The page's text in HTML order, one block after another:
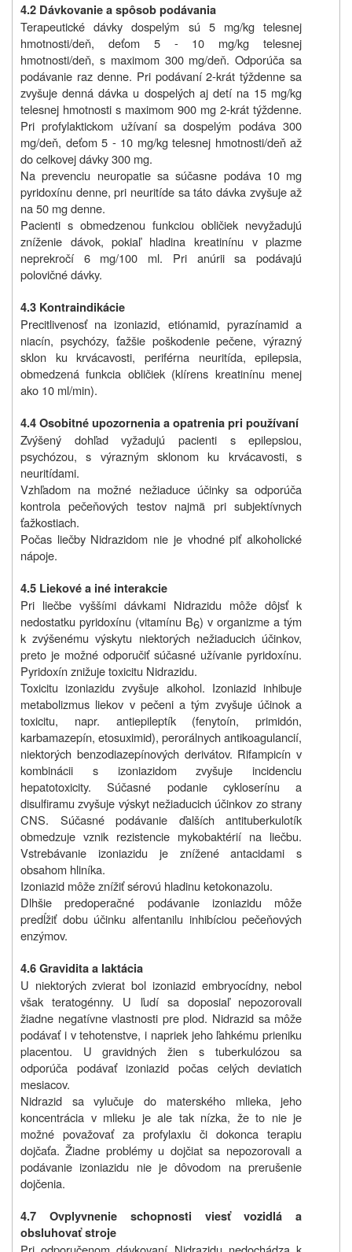
4.2 Dávkovanie a spôsob podávania
Terapeutické dávky dospelým sú 5 mg/kg telesnej
hmotnosti/deň, deťom 5 - 10 mg/kg telesnej
hmotnosti/deň, s maximom 300 mg/deň. Odporúča sa
podávanie raz denne. Pri podávaní 2-krát týždenne sa
zvyšuje denná dávka u dospelých aj detí na 15 mg/kg
telesnej hmotnosti s maximom 900 mg 2-krát týždenne.
Pri profylaktickom užívaní sa dospelým podáva 300
mg/deň, deťom 5 - 10 mg/kg telesnej hmotnosti/deň až
do celkovej dávky 300 mg.
Na prevenciu neuropatie sa súčasne podáva 10 mg
pyridoxínu denne, pri neuritíde sa táto dávka zvyšuje až
na 50 mg denne.
Pacienti s obmedzenou funkciou obličiek nevyžadujú
zníženie dávok, pokiaľ hladina kreatinínu v plazme
neprekročí 6 mg/100 ml. Pri anúrii sa podávajú
polovičné dávky.
4.3 Kontraindikácie
Precitlivenosť na izoniazid, etiónamid, pyrazínamid a
niacín, psychózy, ťažšie poškodenie pečene, výrazný
sklon ku krvácavosti, periférna neuritída, epilepsia,
obmedzená funkcia obličiek (klírens kreatinínu menej
ako 10 ml/min).
4.4 Osobitné upozornenia a opatrenia pri používaní
Zvýšený dohľad vyžadujú pacienti s epilepsiou,
psychózou, s výrazným sklonom ku krvácavosti, s
neuritídami.
Vzhľadom na možné nežiaduce účinky sa odporúča
kontrola pečeňových testov najmä pri subjektívnych
ťažkostiach.
Počas liečby Nidrazidom nie je vhodné piť alkoholické
nápoje.
4.5 Liekové a iné interakcie
Pri liečbe vyššími dávkami Nidrazidu môže dôjsť k
nedostatku pyridoxínu (vitamínu B6) v organizme a tým
k zvýšenému výskytu niektorých nežiaducich účinkov,
preto je možné odporučiť súčasné užívanie pyridoxínu.
Pyridoxín znižuje toxicitu Nidrazidu.
Toxicitu izoniazidu zvyšuje alkohol. Izoniazid inhibuje
metabolizmus liekov v pečeni a tým zvyšuje účinok a
toxicitu, napr. antiepileptík (fenytoín, primidón,
karbamazepín, etosuximid), perorálnych antikoagulancií,
niektorých benzodiazepínových derivátov. Rifampicín v
kombinácii s izoniazidom zvyšuje incidenciu
hepatotoxicity. Súčasné podanie cykloserínu a
disulfiramu zvyšuje výskyt nežiaducich účinkov zo strany
CNS. Súčasné podávanie ďalších antituberkulotík
obmedzuje vznik rezistencie mykobaktérií na liečbu.
Vstrebávanie izoniazidu je znížené antacidami s
obsahom hliníka.
Izoniazid môže znížiť sérovú hladinu ketokonazolu.
Dlhšie predoperačné podávanie izoniazidu môže
predĺžiť dobu účinku alfentanilu inhibíciou pečeňových
enzýmov.
4.6 Gravidita a laktácia
U niektorých zvierat bol izoniazid embryocídny, nebol
však teratogénny. U ľudí sa doposiaľ nepozorovali
žiadne negatívne vlastnosti pre plod. Nidrazid sa môže
podávať i v tehotenstve, i napriek jeho ľahkému prieniku
placentou. U gravidných žien s tuberkulózou sa
odporúča podávať izoniazid počas celých deviatich
mesiacov.
Nidrazid sa vylučuje do materského mlieka, jeho
koncentrácia v mlieku je ale tak nízka, že to nie je
možné považovať za profylaxiu či dokonca terapiu
dojčaťa. Žiadne problémy u dojčiat sa nepozorovali a
podávanie izoniazidu nie je dôvodom na prerušenie
dojčenia.
4.7 Ovplyvnenie schopnosti viesť vozidlá a
obsluhovať stroje